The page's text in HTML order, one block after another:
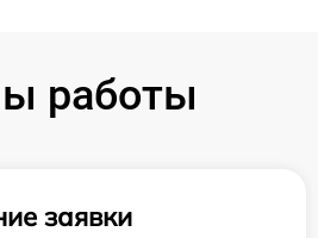
работы
заявки